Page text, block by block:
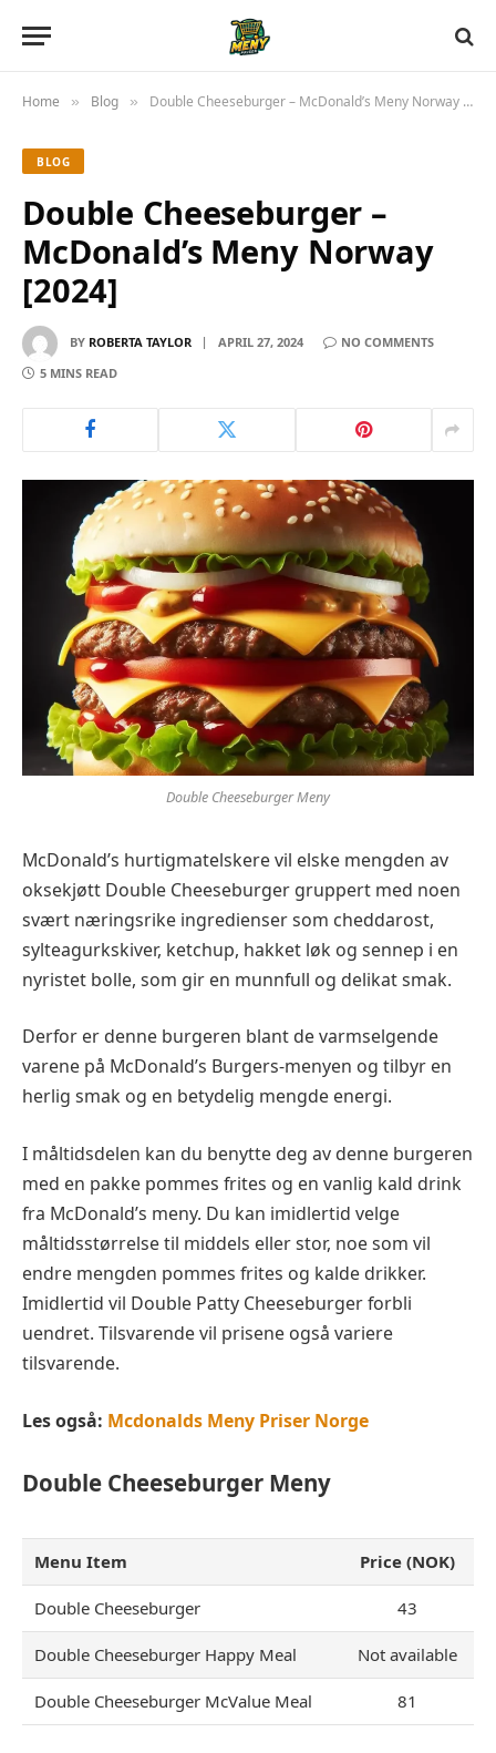
Home » Blog » Double Cheeseburger – McDonald’s Meny Norway [2024]
BLOG
Double Cheeseburger –
McDonald’s Meny Norway
[2024]
BY ROBERTA TAYLOR APRIL 27, 2024
NO COMMENTS
5 MINS READ
Double Cheeseburger Meny
McDonald’s hurtigmatelskere vil elske mengden av
oksekjøtt Double Cheeseburger gruppert med noen
svært næringsrike ingredienser som cheddarost,
sylteagurkskiver, ketchup, hakket løk og sennep i en
nyristet bolle, som gir en munnfull og delikat smak.
Derfor er denne burgeren blant de varmselgende
varene på McDonald’s Burgers-menyen og tilbyr en
herlig smak og en betydelig mengde energi.
I måltidsdelen kan du benytte deg av denne burgeren
med en pakke pommes frites og en vanlig kald drink
fra McDonald’s meny. Du kan imidlertid velge
måltidsstørrelse til middels eller stor, noe som vil
endre mengden pommes frites og kalde drikker.
Imidlertid vil Double Patty Cheeseburger forbli
uendret. Tilsvarende vil prisene også variere
tilsvarende.
Les også: Mcdonalds Meny Priser Norge
Double Cheeseburger Meny
Menu Item Price (NOK)
Double Cheeseburger 43
Double Cheeseburger Happy Meal Not available
Double Cheeseburger McValue Meal 81